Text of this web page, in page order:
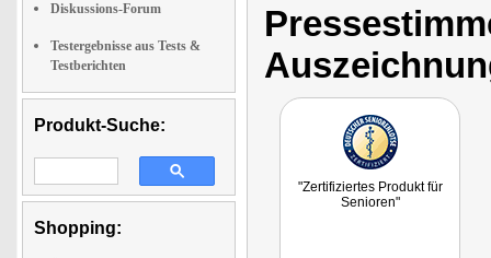
Diskussions-Forum
Testergebnisse aus Tests &
Testberichten
Produkt-Suche:
Shopping:
"Zertifiziertes Produkt für
Senioren"